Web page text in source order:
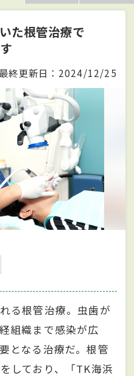
た根管治療で
最終更新日：2024/12/25
る根管治療。虫歯が
組織まで感染が広
となる治療だ。根管
しており、「TK海浜